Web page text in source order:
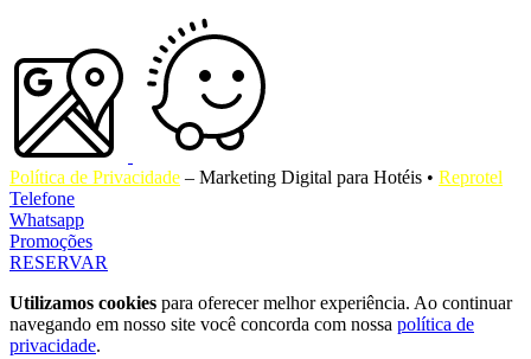
Política de Privacidade – Marketing Digital para Hotéis • Reprotel
Telefone
Whatsapp
Promoções
RESERVAR
Utilizamos cookies para oferecer melhor experiência. Ao continuar
navegando em nosso site você concorda com nossa política de
privacidade.